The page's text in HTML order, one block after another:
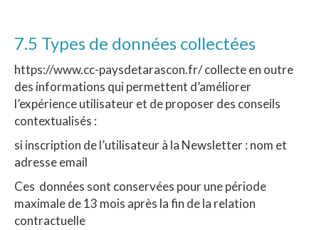
7.5 Types de données collectées
https://www.cc-paysdetarascon.fr/ collecte en outre
des informations qui permettent d’améliorer
l’expérience utilisateur et de proposer des conseils
contextualisés :
si inscription de l’utilisateur à la Newsletter : nom et
adresse email
Ces données sont conservées pour une période
maximale de 13 mois après la fin de la relation
contractuelle